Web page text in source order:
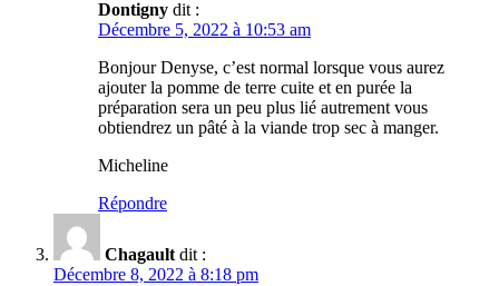
Dontigny dit :
Décembre 5, 2022 à 10:53 am
Bonjour Denyse, c’est normal lorsque vous aurez
ajouter la pomme de terre cuite et en purée la
préparation sera un peu plus lié autrement vous
obtiendrez un pâté à la viande trop sec à manger.
Micheline
Répondre
Chagault dit :
Décembre 8, 2022 à 8:18 pm